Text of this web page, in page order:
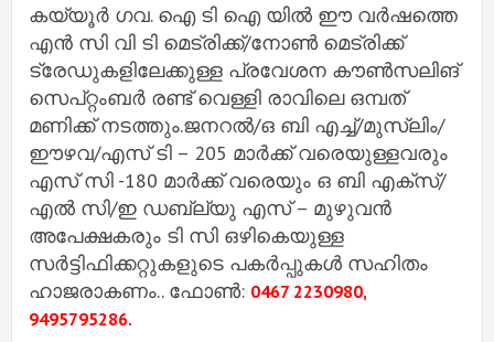
കയ്യൂർ ഗവ. ഐ ടി ഐ യിൽ ഈ വർഷത്തെ
എൻ സി വി ടി മെട്രിക്ക്/നോൺ മെട്രിക്ക്
ട്രേഡുകളിലേക്കുള്ള പ്രവേശന കൗൺസലിങ്
സെപ്റ്റംബർ രണ്ട് വെള്ളി രാവിലെ ഒമ്പത്
മണിക്ക് നടത്തും.ജനറൽ/ഒ ബി എച്ച്/മുസ്ലിം/
ഈഴവ/എസ് ടി – 205 മാർക്ക് വരെയുള്ളവരും
എസ് സി -180 മാർക്ക് വരെയും ഒ ബി എക്സ്/
എൽ സി/ഇ ഡബ്ല്യു എസ് – മുഴുവൻ
അപേക്ഷകരും ടി സി ഒഴികെയുള്ള
സർട്ടിഫിക്കറ്റുകളുടെ പകർപ്പുകൾ സഹിതം
ഹാജരാകണം.. ഫോൺ: 0467 2230980,
9495795286.